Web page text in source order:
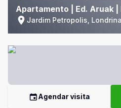
Apartamento | Ed. Aruak |
Jardim Petropolis,
Agendar visita